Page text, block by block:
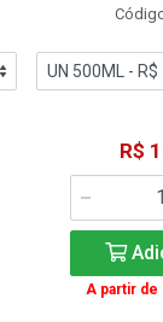
R$
A partir de